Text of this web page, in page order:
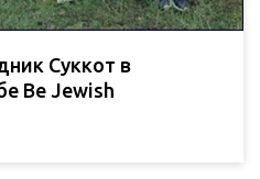
Суккот в
Be Jewish